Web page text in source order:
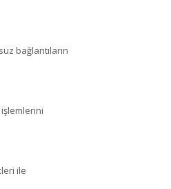
bağlantıların
ile